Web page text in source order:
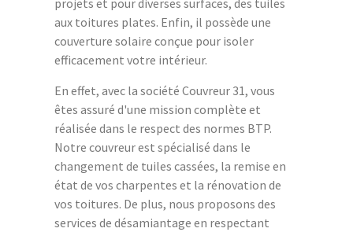
projets et pour diverses surfaces, des tuiles
aux toitures plates. Enfin, il possède une
couverture solaire conçue pour isoler
efficacement votre intérieur.
En effet, avec la société Couvreur 31, vous
êtes assuré d'une mission complète et
réalisée dans le respect des normes BTP.
Notre couvreur est spécialisé dans le
changement de tuiles cassées, la remise en
état de vos charpentes et la rénovation de
vos toitures. De plus, nous proposons des
services de désamiantage en respectant